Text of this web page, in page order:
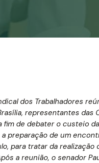
dos Trabalhadores
representantes das
fim de debater o custeio
preparação de um
para tratar da realização
a reunião, o senador